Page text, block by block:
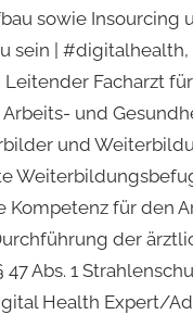
sowie
sein |
Facharzt
und
und
für den
der
Abs. 1
Health Expert/